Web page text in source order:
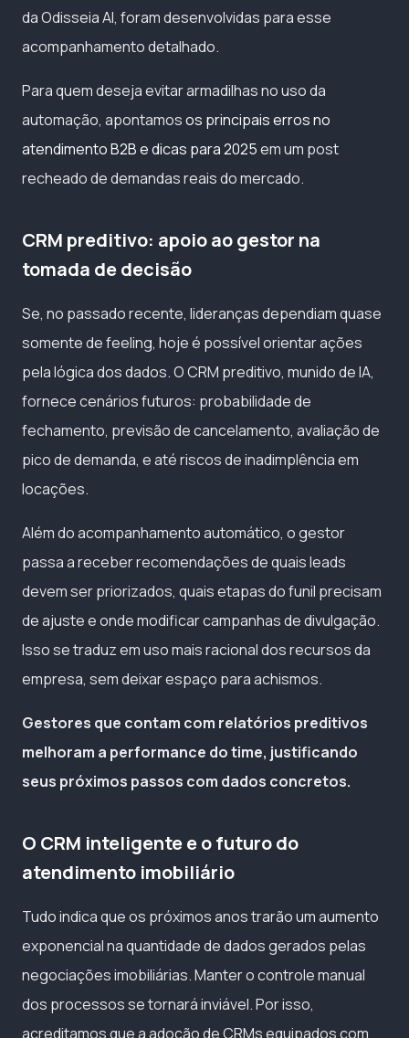
da Odisseia AI, foram desenvolvidas para esse
acompanhamento detalhado.
Para quem deseja evitar armadilhas no uso da
automação, apontamosos principais erros no
atendimento B2B e dicas para 2025em um post
recheado de demandas reais do mercado.
CRM preditivo: apoio ao gestor na
tomada de decisão
Se, no passado recente, lideranças dependiam quase
somente de feeling, hoje é possível orientar ações
pela lógica dos dados. O CRM preditivo, munido de IA,
fornece cenários futuros: probabilidade de
fechamento, previsão de cancelamento, avaliação de
pico de demanda, e até riscos de inadimplência em
locações.
Além do acompanhamento automático, o gestor
passa a receber recomendações de quais leads
devem ser priorizados, quais etapas do funil precisam
de ajuste e onde modificar campanhas de divulgação.
Isso se traduz em uso mais racional dos recursos da
empresa, sem deixar espaço para achismos.
Gestores que contam com relatórios preditivos
melhoram a performance do time, justificando
seus próximos passos com dados concretos.
O CRM inteligente e o futuro do
atendimento imobiliário
Tudo indica que os próximos anos trarão um aumento
exponencial na quantidade de dados gerados pelas
negociações imobiliárias. Manter o controle manual
dos processos se tornará inviável. Por isso,
acreditamos que a adoção de CRMs equipados com